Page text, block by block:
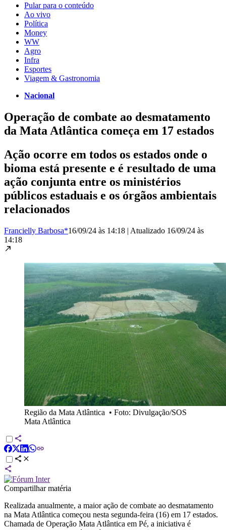
Pular para o conteúdo
Ao vivo
Política
Money
WW
Agro
Infra
Esportes
Viagem & Gastronomia
Nacional
Operação de combate ao desmatamento
da Mata Atlântica começa em 17 estados
Ação ocorre em todos os estados onde o
bioma está presente e é resultado de uma
ação conjunta entre os ministérios
públicos estaduais e os órgãos ambientais
relacionados
Francielly Barbosa*16/09/24 às 14:18 | Atualizado 16/09/24 às
14:18
Região da Mata Atlântica • Foto: Divulgação/SOS
Mata Atlântica
Compartilhar matéria
Realizada anualmente, a maior ação de combate ao desmatamento
na Mata Atlântica começou nesta segunda-feira (16) em 17 estados.
Chamada de Operação Mata Atlântica em Pé, a iniciativa é